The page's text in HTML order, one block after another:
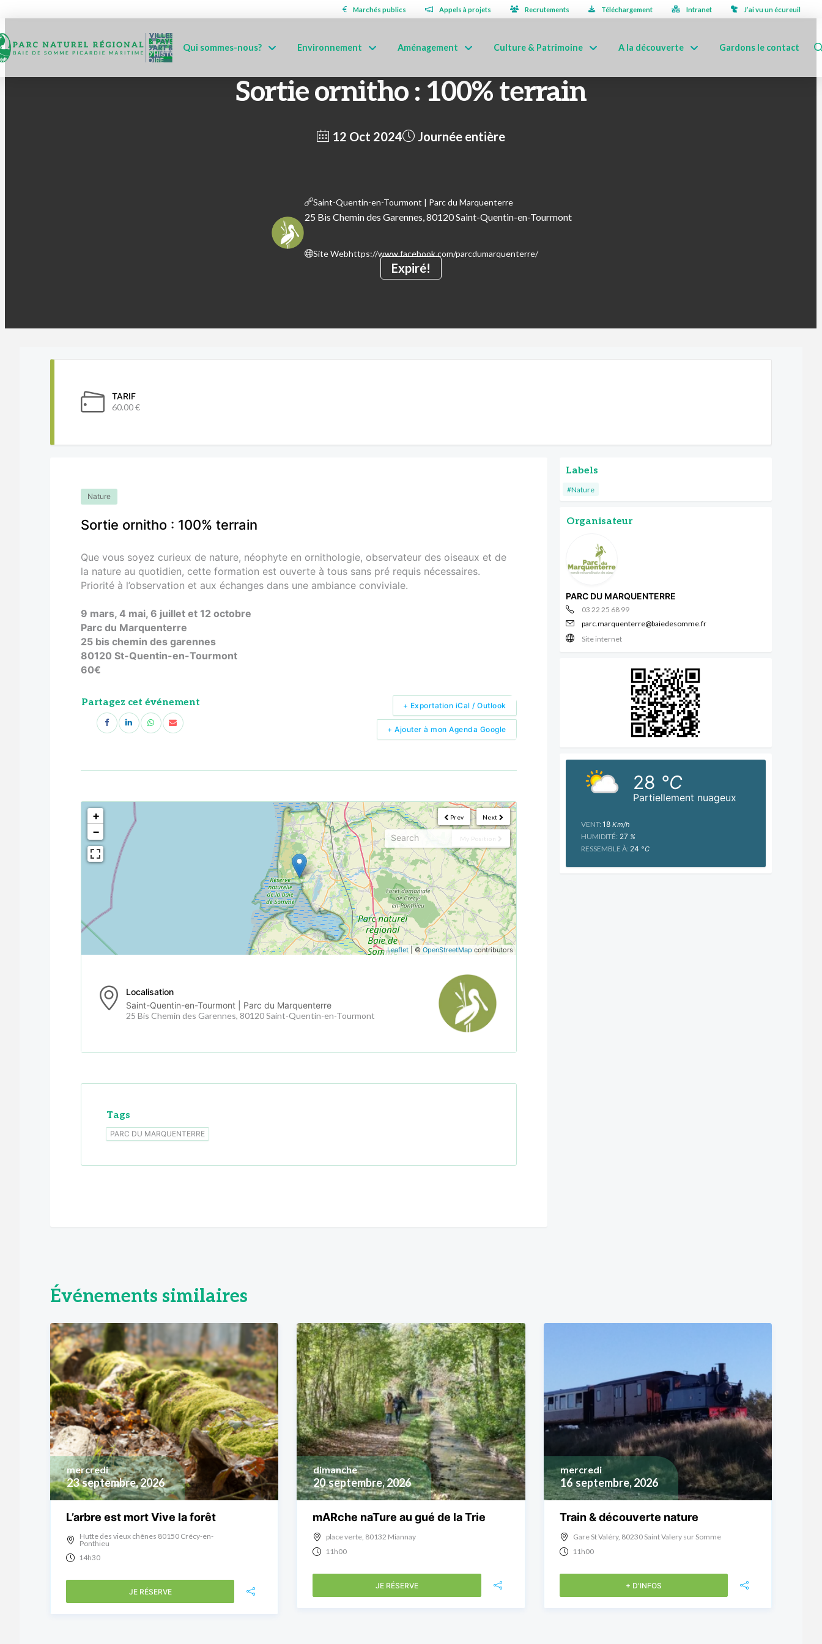
Marchés publics Appels à projets Recrutements Téléchargement Intranet J’ai vu un écureuil
Qui sommes-nous? Environnement Aménagement Culture & Patrimoine A la découverte Gardons le contact
Sortie ornitho : 100% terrain
12 Oct 2024
Expiré!
Journée entière
Saint-Quentin-en-Tourmont | Parc du Marquenterre
25 Bis Chemin des Garennes, 80120 Saint-Quentin-en-Tourmont
Site Webhttps://www.facebook.com/parcdumarquenterre/
TARIF
60.00 €
Nature
Sortie ornitho : 100% terrain
Que vous soyez curieux de nature, néophyte en ornithologie, observateur des oiseaux et de
la nature au quotidien, cette formation est ouverte à tous sans pré requis nécessaires.
Priorité à l’observation et aux échanges dans une ambiance conviviale.
9 mars, 4 mai, 6 juillet et 12 octobre
Parc du Marquenterre
25 bis chemin des garennes
80120 St-Quentin-en-Tourmont
60€
Partagez cet événement
+ Ajouter à mon Agenda Google
+ Exportation iCal / Outlook
Next
Prev
My Position
<!---->
+
−
Leaflet| ©OpenStreetMap contributors
Localisation
Saint-Quentin-en-Tourmont | Parc du Marquenterre
25 Bis Chemin des Garennes, 80120 Saint-Quentin-en-Tourmont
Tags
PARC DU MARQUENTERRE
Labels
#Nature
Organisateur
PARC DU MARQUENTERRE
03 22 25 68 99
parc.marquenterre@baiedesomme.fr
Site internet
Partiellement nuageux
28 °C
VENT: 18Km/h
HUMIDITÉ: 27 %
RESSEMBLE À: 24 °C
Événements similaires
23 septembre, 2026
mercredi
L’arbre est mort Vive la forêt
Hutte des vieux chênes 80150 Crécy-en-
Ponthieu
14h30
JE RÉSERVE
20 septembre, 2026
dimanche
mARche naTure au gué de la Trie
place verte, 80132 Miannay
11h00
JE RÉSERVE
16 septembre, 2026
mercredi
Train & découverte nature
Gare St Valéry, 80230 Saint Valery sur Somme
11h00
+ D'INFOS